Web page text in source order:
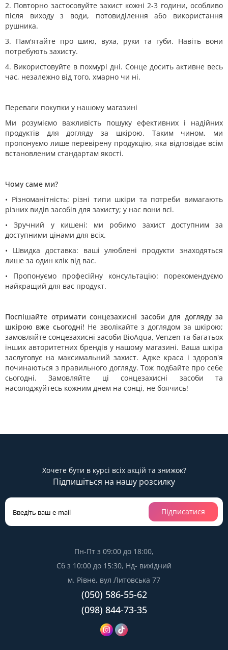
2. Повторно застосовуйте захист кожні 2-3 години, особливо
після виходу з води, потовиділення або використання
рушника.
3. Пам'ятайте про шию, вуха, руки та губи. Навіть вони
потребують захисту.
4. Використовуйте в похмурі дні. Сонце досить активне весь
час, незалежно від того, хмарно чи ні.
Переваги покупки у нашому магазині
Ми розуміємо важливість пошуку ефективних і надійних
продуктів для догляду за шкірою. Таким чином, ми
пропонуємо лише перевірену продукцію, яка відповідає всім
встановленим стандартам якості.
Чому саме ми?
• Різноманітність: різні типи шкіри та потреби вимагають
різних видів засобів для захисту; у нас вони всі.
• Зручний у кишені: ми робимо захист доступним за
доступними цінами для всіх.
• Швидка доставка: ваші улюблені продукти знаходяться
лише за один клік від вас.
• Пропонуємо професійну консультацію: порекомендуємо
найкращий для вас продукт.
Поспішайте отримати сонцезахисні засоби для догляду за
шкірою вже сьогодні! Не зволікайте з доглядом за шкірою;
замовляйте сонцезахисні засоби BioAqua, Venzen та багатьох
інших авторитетних брендів у нашому магазині. Ваша шкіра
заслуговує на максимальний захист. Адже краса і здоров'я
починаються з правильного догляду. Тож подбайте про себе
сьогодні. Замовляйте ці сонцезахисні засоби та
насолоджуйтесь кожним днем на сонці, не боячись!
Хочете бути в курсі всіх акцій та знижок?
Підпишіться на нашу розсилку
Підписатися
Пн-Пт з 09:00 до 18:00,
Сб з 10:00 до 15:30, Нд- вихідний
м. Рівне, вул Литовська 77
(050) 586-55-62
(098) 844-73-35